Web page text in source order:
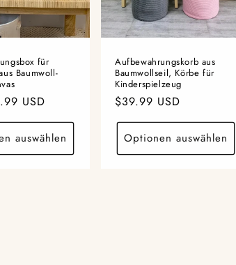
für
Baumwoll-
USD
auswählen
Aufbewahrungskorb aus
Baumwollseil, Körbe für
Kinderspielzeug
Normaler
Preis
$39.99 USD
Optionen auswählen